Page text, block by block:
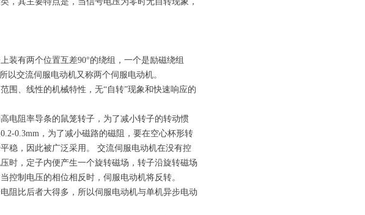
装有两个位置互差90°的绕组，一个是励磁绕组
交流伺服电动机又称两个伺服电动机。
围、线性的机械特性，无“自转”现象和快速响应的
电阻率导条的鼠笼转子，为了减小转子的转动惯
0.3mm，为了减小磁路的磁阻，要在空心杯形转
稳，因此被广泛采用。 交流伺服电动机在没有控
时，定子内便产生一个旋转磁场，转子沿旋转磁场
控制电压的相位相反时，伺服电动机将反转。
阻比后者大得多，所以伺服电动机与单机异步电动